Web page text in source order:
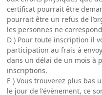
certificat pourrait être
pourrait être un refus de
les personnes ne
D ) Pour toute inscription il
participation au frais à
dans un délai de un mois à
inscriptions.
E ) Vous trouverez plus
le jour de l'évènement, ce